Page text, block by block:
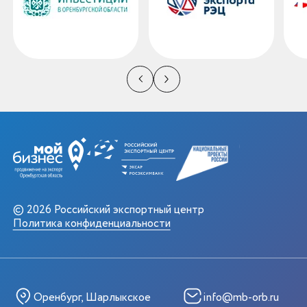
© 2026 Российский экспортный центр
Политика конфиденциальности
Оренбург, Шарлыкское
info@mb-orb.ru